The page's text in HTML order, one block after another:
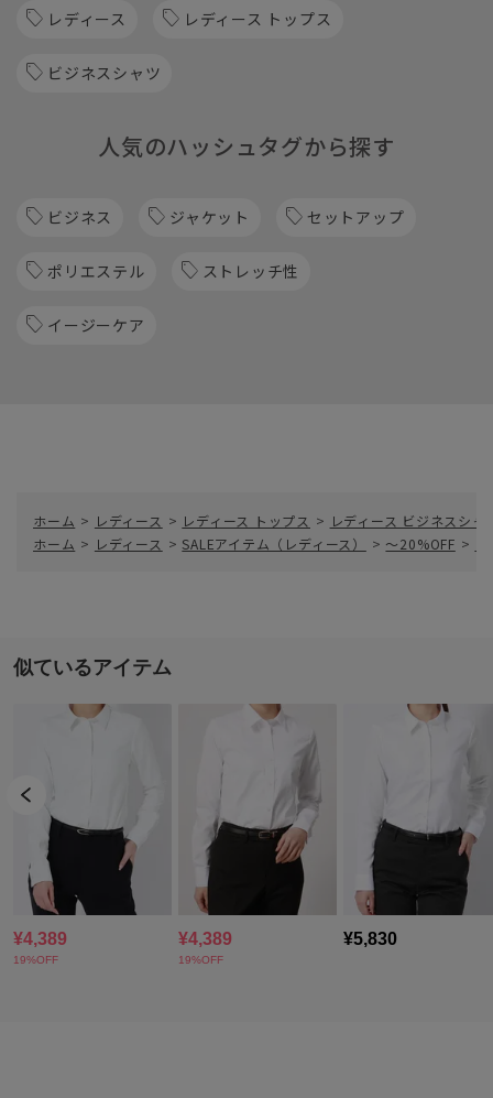
レディース レディース トップス
ビジネスシャツ
人気のハッシュタグから探す
ビジネス ジャケット セットアップ
ポリエステル ストレッチ性
イージーケア
ホーム > レディース > レディース トップス > レディース ビジネスシャ
ホーム > レディース > SALEアイテム（レディース） > ～20%OFF >